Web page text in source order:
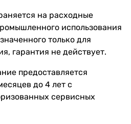
на расходные
использования
только для
гарантия не действует.
предоставляется
до 4 лет с
сервисных